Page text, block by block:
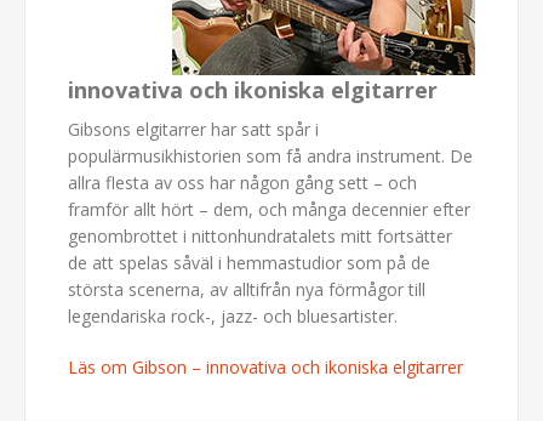
innovativa och ikoniska elgitarrer
Gibsons elgitarrer har satt spår i
populärmusikhistorien som få andra instrument. De
allra flesta av oss har någon gång sett – och
framför allt hört – dem, och många decennier efter
genombrottet i nittonhundratalets mitt fortsätter
de att spelas såväl i hemmastudior som på de
största scenerna, av alltifrån nya förmågor till
legendariska rock-, jazz- och bluesartister.
Läs om Gibson – innovativa och ikoniska elgitarrer